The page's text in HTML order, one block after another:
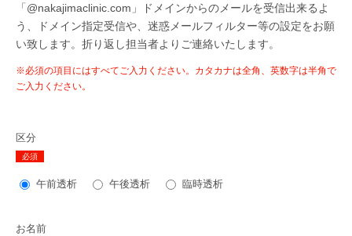
「@nakajimaclinic.com」ドメインからのメールを受信出来るよ
う、ドメイン指定受信や、迷惑メールフィルター等の設定をお願
い致します。折り返し担当者よりご連絡いたします。
※必須の項目にはすべてご入力ください。カタカナは全角、英数字は半角で
ご入力ください。
区分
必須
午前透析 午後透析 臨時透析
お名前